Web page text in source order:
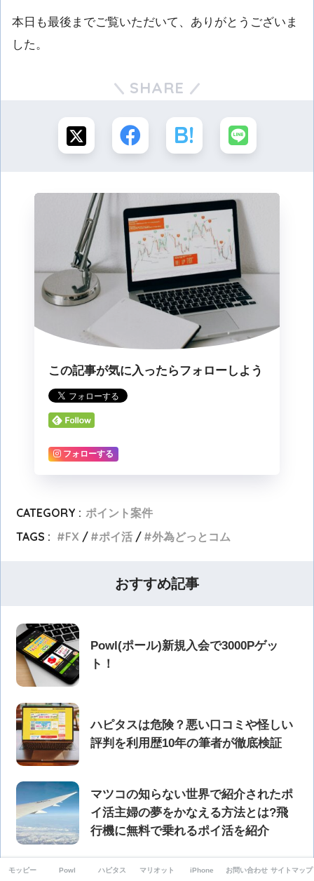
本日も最後までご覧いただいて、ありがとうございま
した。
SHARE
この記事が気に入ったらフォローしよう
フォローする
CATEGORY : ポイント案件
TAGS :
FX ポイ活 外為どっとコム
おすすめ記事
Powl(ポール)新規入会で3000Pゲッ
ト！
ハピタスは危険？悪い口コミや怪しい
評判を利用歴10年の筆者が徹底検証
マツコの知らない世界で紹介されたポ
イ活主婦の夢をかなえる方法とは?飛
行機に無料で乗れるポイ活を紹介
モッピー会員は何人いる？1000万人を
モッピー Powl ハピタス マリオット iPhone お問い合わせ サイトマップ